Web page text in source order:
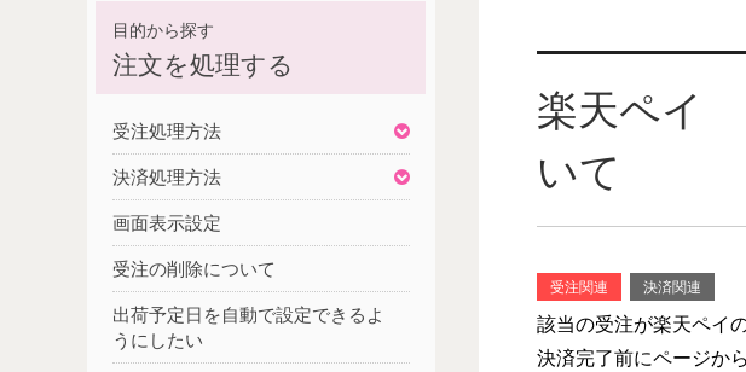
楽天ペイ
いて
受注関連 決済関連
該当の受注が楽天ペイ
決済完了前にページか
注文を処理する
受注処理方法
決済処理方法
画面表示設定
受注の削除について
出荷予定日を自動で設定できるよ
うにしたい